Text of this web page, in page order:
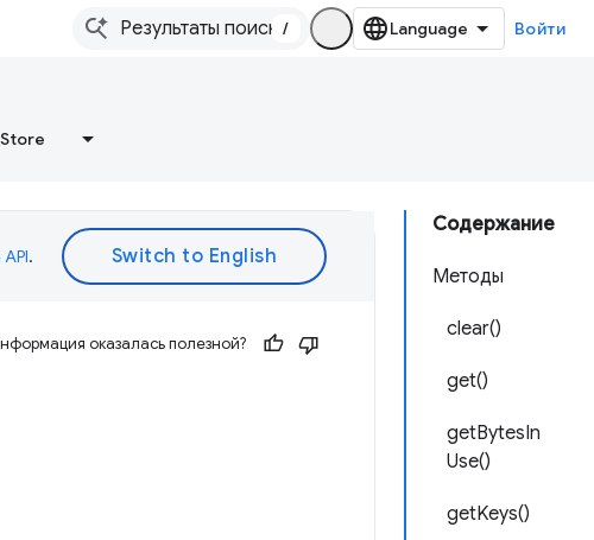
/ Войти
Содержание
Методы
clear()
get()
getBytesIn
Use()
getKeys()
.
оказалась полезной?